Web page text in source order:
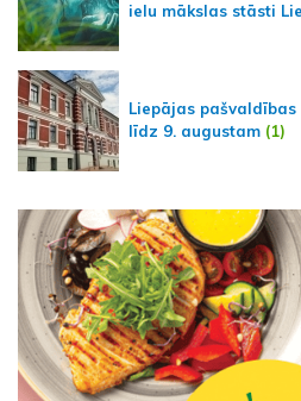
ielu mākslas stāsti
Liepājas
līdz 9. augustam (1)